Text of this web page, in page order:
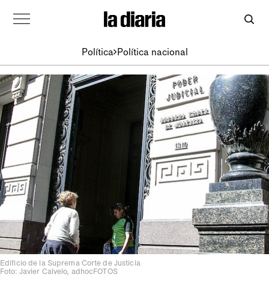
Política Política nacional
Edificio de la Suprema Corte de Justicia
Foto: Javier Calvelo, adhocFOTOS